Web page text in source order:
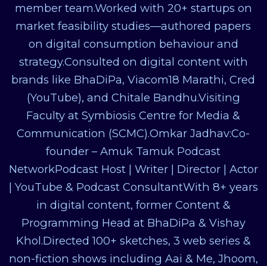
member team.Worked with 20+ startups on
market feasibility studies—authored papers
on digital consumption behaviour and
strategy.Consulted on digital content with
brands like BhaDiPa, Viacom18 Marathi, Cred
(YouTube), and Chitale Bandhu.Visiting
Faculty at Symbiosis Centre for Media &
Communication (SCMC).Omkar Jadhav:Co-
founder – Amuk Tamuk Podcast
NetworkPodcast Host | Writer | Director | Actor
| YouTube & Podcast ConsultantWith 8+ years
in digital content, former Content &
Programming Head at BhaDiPa & Vishay
Khol.Directed 100+ sketches, 3 web series &
non-fiction shows including Aai & Me, Jhoom,